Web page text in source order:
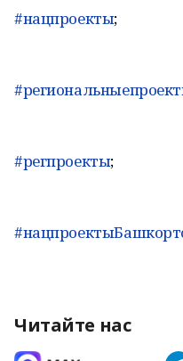
#нацпроекты;
#регпроекты;
Читайте нас